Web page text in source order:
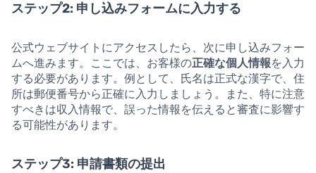
ステップ2: 申し込みフォームに入力する
公式ウェブサイトにアクセスしたら、次に申し込みフォー
ムへ進みます。ここでは、お客様の正確な個人情報を入力
する必要があります。例として、氏名は正式な漢字で、住
所は郵便番号から正確に入力しましょう。また、特に注意
すべきは収入情報で、誤った情報を伝えると審査に影響す
る可能性があります。
ステップ3: 申請書類の提出